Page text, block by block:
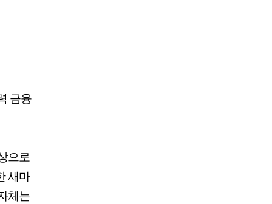
금융
으로
새마
체는